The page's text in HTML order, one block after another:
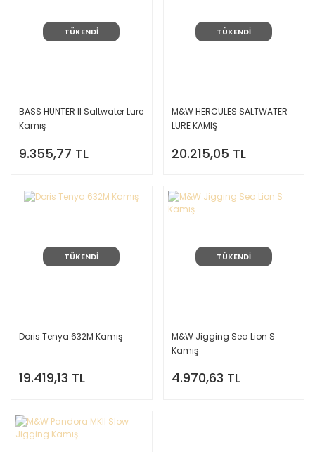
TÜKENDİ
BASS HUNTER II Saltwater Lure
Kamış
9.355,77 TL
TÜKENDİ
M&W HERCULES SALTWATER
LURE KAMIŞ
20.215,05 TL
TÜKENDİ
Doris Tenya 632M Kamış
19.419,13 TL
TÜKENDİ
M&W Jigging Sea Lion S
Kamış
4.970,63 TL